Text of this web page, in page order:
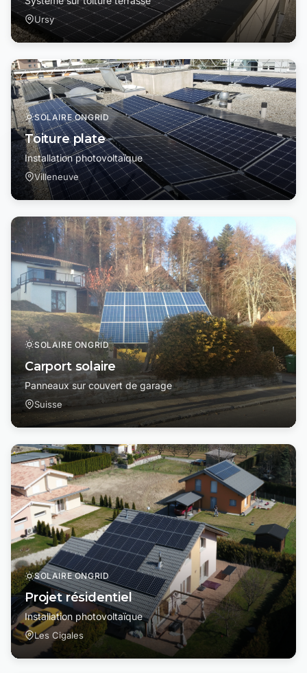
Ursy
SOLAIRE ONGRID
Toiture plate
Installation photovoltaïque
Villeneuve
SOLAIRE ONGRID
Carport solaire
Panneaux sur couvert de garage
Suisse
SOLAIRE ONGRID
Projet résidentiel
Installation photovoltaïque
Les Cigales